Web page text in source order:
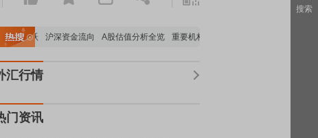
块活跃 沪深资金流向 A股估值分析全览 重要机构持股数据
汇行情
门资讯
搜索